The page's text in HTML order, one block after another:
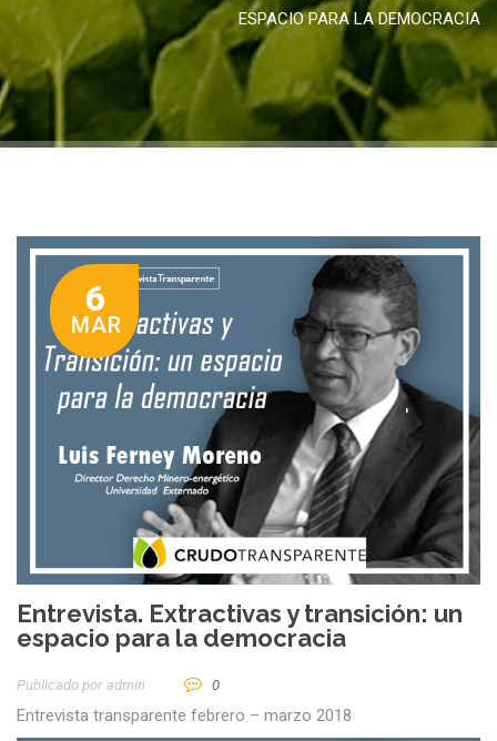
ESPACIO PARA LA DEMOCRACIA
6
MAR
Entrevista. Extractivas y transición: un
espacio para la democracia
Publicado por Admin 0
Entrevista transparente febrero – marzo 2018